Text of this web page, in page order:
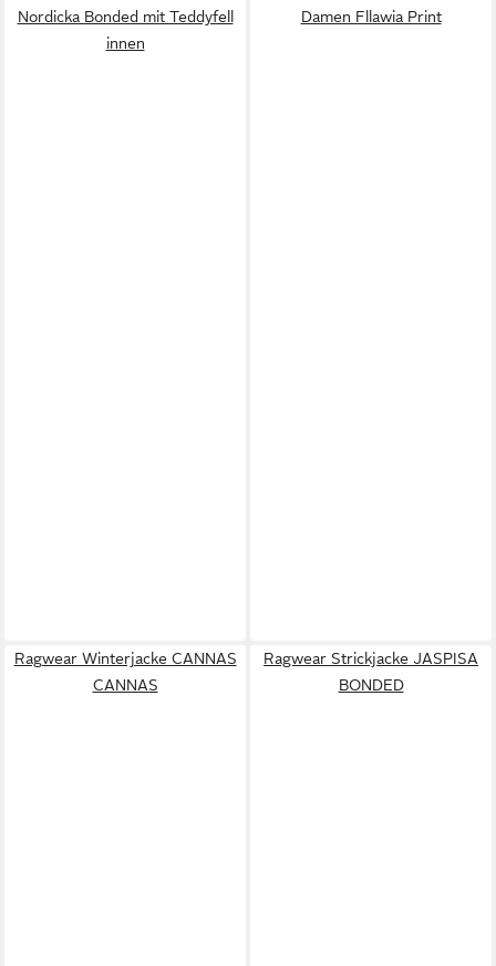
Nordicka Bonded mit Teddyfell
innen
Damen Fllawia Print
Ragwear Winterjacke CANNAS
CANNAS
Ragwear Strickjacke JASPISA
BONDED